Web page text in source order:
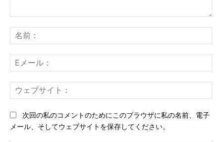
ン
ト：
前
メ
ー
ェ
次回の私のコメントのためにこのブラウザに私の名前、電子
メール、そしてウェブサイトを保存してください。